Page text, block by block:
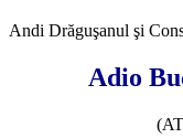
Andi Drăguşanul şi
Adio